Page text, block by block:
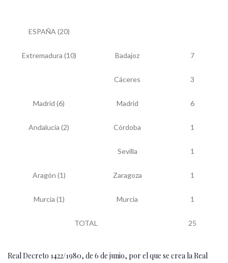
ESPAÑA (20)
Extremadura (10) Badajoz 7
Cáceres 3
Madrid (6) Madrid 6
Andalucía (2) Córdoba 1
Sevilla 1
Aragón (1) Zaragoza 1
Murcia (1) Murcia 1
TOTAL 25
Real Decreto 1422/1980, de 6 de junio, por el que se crea la Real